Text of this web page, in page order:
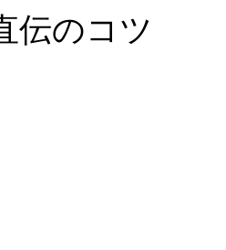
伝のコツ